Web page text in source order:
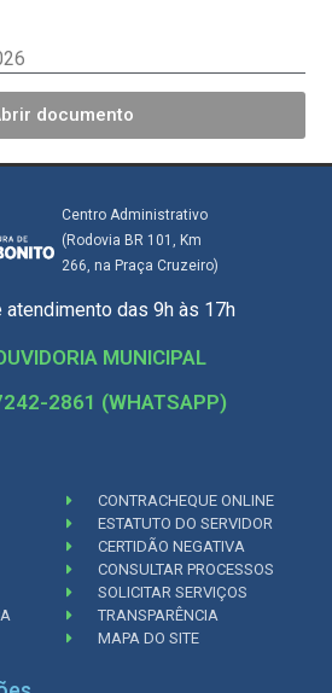
documento
Centro Administrativo
(Rodovia BR 101, Km
266, na Praça Cruzeiro)
atendimento das 9h às 17h
MUNICIPAL
2861 (WHATSAPP)
CONTRACHEQUE ONLINE
ESTATUTO DO SERVIDOR
CERTIDÃO NEGATIVA
CONSULTAR PROCESSOS
SOLICITAR SERVIÇOS
TRANSPARÊNCIA
MAPA DO SITE